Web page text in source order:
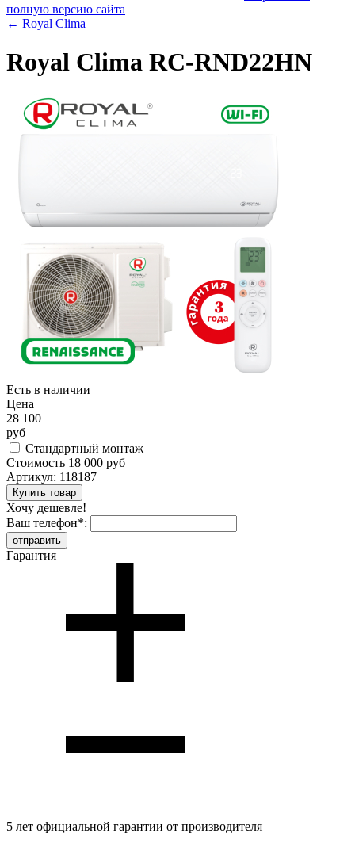
полную версию сайта
← Royal Clima
Royal Clima RC-RND22HN
Есть в наличии
Цена
28 100
руб
Стандартный монтаж
Стоимость 18 000 руб
Артикул: 118187
Хочу дешевле!
Ваш телефон*:
Гарантия
5 лет официальной гарантии от производителя